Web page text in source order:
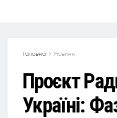
Головна Новини
Проєкт
Україні: